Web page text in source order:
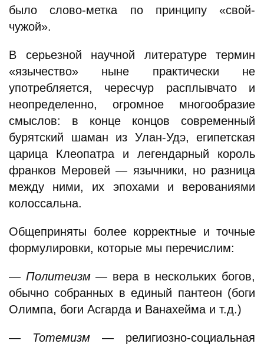
было слово-метка по принципу «свой-
чужой».
В серьезной научной литературе термин
«язычество» ныне практически не
употребляется, чересчур расплывчато и
неопределенно, огромное многообразие
смыслов: в конце концов современный
бурятский шаман из Улан-Удэ, египетская
царица Клеопатра и легендарный король
франков Меровей — язычники, но разница
между ними, их эпохами и верованиями
колоссальна.
Общеприняты более корректные и точные
формулировки, которые мы перечислим:
— Политеизм— вера в нескольких богов,
обычно собранных в единый пантеон (боги
Олимпа, боги Асгарда и Ванахейма и т.д.)
— Тотемизм — религиозно-социальная